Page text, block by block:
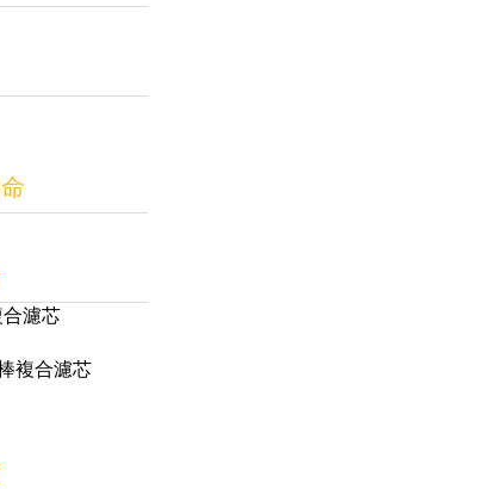
濾芯
複合濾芯